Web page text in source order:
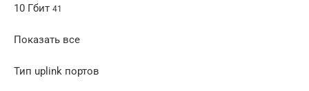
10 Гбит 41
Показать все
Тип uplink портов